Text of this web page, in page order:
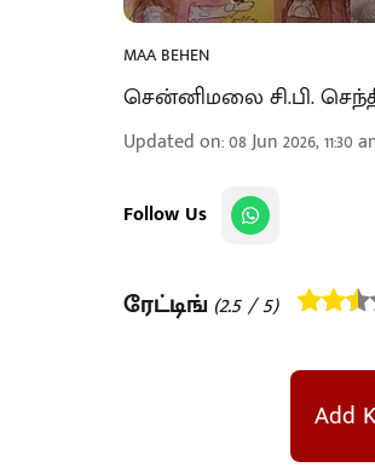
MAA BEHEN
சென்னிமலை சி.பி.
Updated on:08 Jun 2026, 11:30
Follow Us
ரேட்டிங் (2.5/ 5)
Add